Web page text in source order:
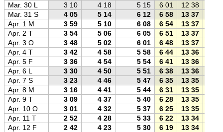
Mar. 30 L
3 10 4 18 5 15 6 01 12 38
Mar. 31 S
4 05 5 14 6 12 6 58 13 37
Apr. 1 M
3 59 5 10 6 08 6 54 13 37
Apr. 2 T
3 54 5 06 6 05 6 51 13 37
Apr. 3 O
3 48 5 02 6 01 6 48 13 37
Apr. 4 T
3 42 4 58 5 58 6 44 13 36
Apr. 5 F
3 36 4 54 5 54 6 41 13 36
Apr. 6 L
3 30 4 50 5 51 6 38 13 36
Apr. 7 S
3 23 4 46 5 47 6 35 13 35
Apr. 8 M
3 16 4 41 5 44 6 31 13 35
Apr. 9 T
3 09 4 37 5 40 6 28 13 35
Apr. 10 O
3 01 4 32 5 37 6 25 13 35
Apr. 11 T
2 52 4 28 5 33 6 22 13 34
Apr. 12 F
2 42 4 23 5 30 6 19 13 34